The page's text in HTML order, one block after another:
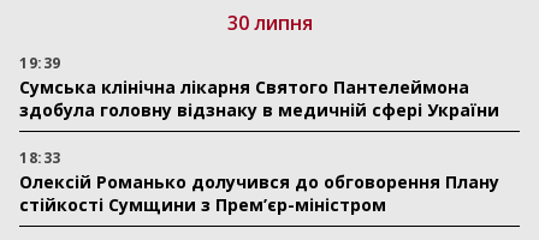
30 липня
19:39
Сумська клінічна лікарня Святого Пантелеймона
здобула головну відзнаку в медичній сфері України
18:33
Олексій Романько долучився до обговорення Плану
стійкості Сумщини з Прем’єр-міністром